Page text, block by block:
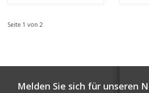
Seite 1 von 2
Melden Sie sich für unseren